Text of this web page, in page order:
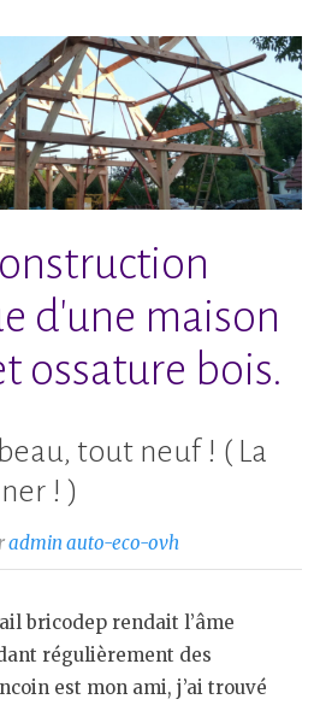
d'une maison
ossature bois.
tout neuf ! ( La
! )
admin auto-eco-ovh
bricodep rendait l’âme
régulièrement des
est mon ami, j’ai trouvé